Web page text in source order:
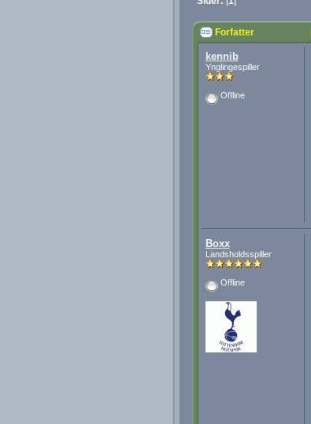
Forfatter
kennib
Ynglingespiller
Offline
Boxx
Landsholdsspiller
Offline